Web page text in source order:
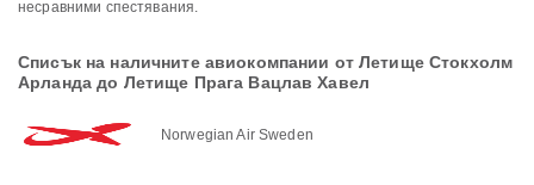
несравними спестявания.
Списък на наличните авиокомпании от Летище Стокхолм
Арланда до Летище Прага Вацлав Хавел
Norwegian Air Sweden